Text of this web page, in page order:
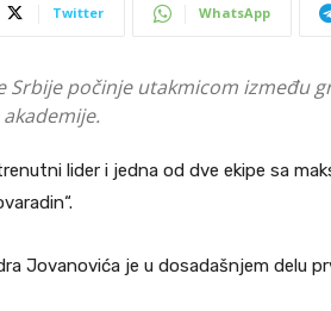
Twitter WhatsApp
Srbije počinje utakmicom između
lider i jedna od dve ekipe sa
Jovanovića je u dosadašnjem delu